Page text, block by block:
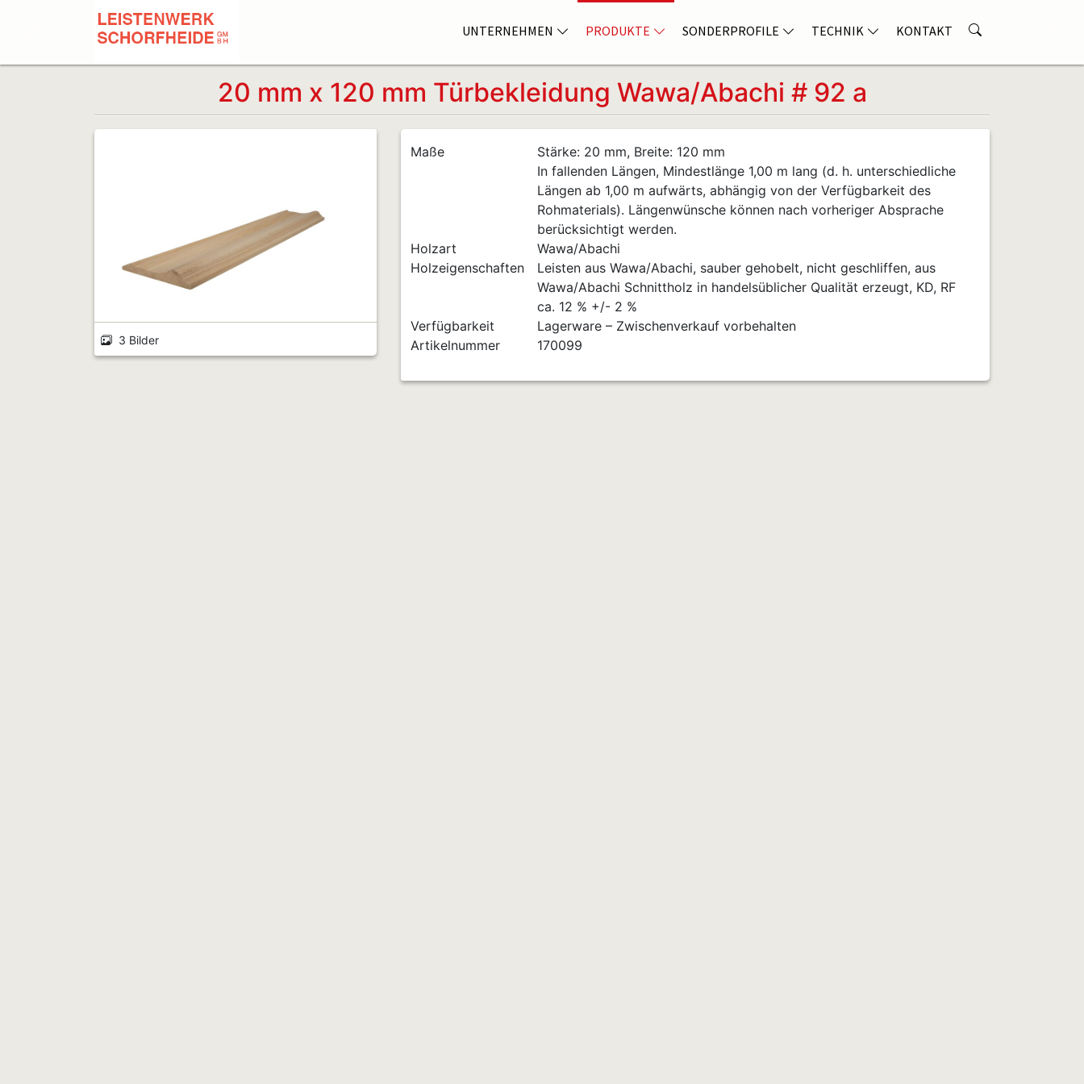
UNTERNEHMEN PRODUKTE SONDERPROFILE TECHNIK KONTAKT
20 mm x 120 mm Türbekleidung Wawa/Abachi # 92 a
3 Bilder
Maße
Stärke: 20 mm, Breite: 120 mm
In fallenden Längen, Mindestlänge 1,00 m lang (d. h. unterschiedliche
Längen ab 1,00 m aufwärts, abhängig von der Verfügbarkeit des
Rohmaterials). Längenwünsche können nach vorheriger Absprache
berücksichtigt werden.
Holzart
Wawa/Abachi
Holzeigenschaften
Leisten aus Wawa/Abachi, sauber gehobelt, nicht geschliffen, aus
Wawa/Abachi Schnittholz in handelsüblicher Qualität erzeugt, KD, RF
ca. 12 % +/- 2 %
Verfügbarkeit
Lagerware – Zwischenverkauf vorbehalten
Artikelnummer
170099